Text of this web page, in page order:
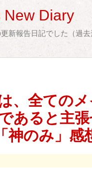
New Diary
新報告日記でした（過去
、全ての
あると主
神のみ」感